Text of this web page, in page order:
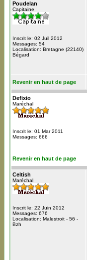
Poudelan
Capitaine
Inscrit le: 02 Juil 2012
Messages: 54
Localisation: Bretagne (22140)
Bégard
Revenir en haut de page
Defixio
Maréchal
Inscrit le: 01 Mar 2011
Messages: 666
Revenir en haut de page
Celtish
Maréchal
Inscrit le: 22 Juin 2012
Messages: 676
Localisation: Malestroit - 56 -
Bzh